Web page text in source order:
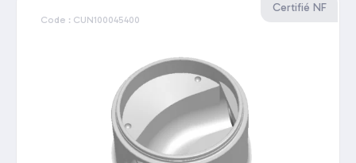
Certifié NF
Code : CUN100045400